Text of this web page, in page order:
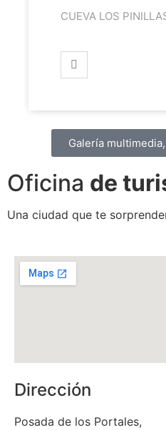
CUEVA LOS
Galería
Oficina de
Una ciudad que te
Dirección
Posada de los Portales,